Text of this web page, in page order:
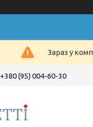
Зараз у
+380 (95) 004-60-30